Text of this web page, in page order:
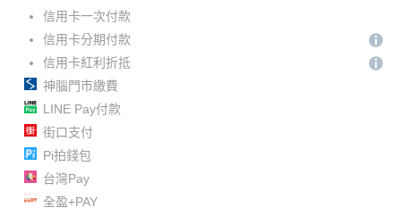
信用卡一次付款
信用卡分期付款
信用卡紅利折抵
神腦門市繳費
LINE Pay付款
街口支付
Pi拍錢包
台灣Pay
全盈+PAY